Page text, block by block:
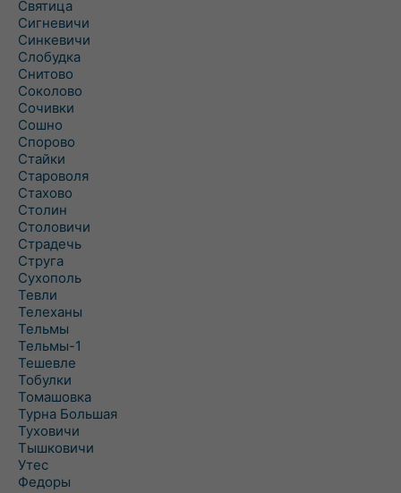
Святица
Сигневичи
Синкевичи
Слобудка
Снитово
Соколово
Сочивки
Сошно
Спорово
Стайки
Староволя
Стахово
Столин
Столовичи
Страдечь
Струга
Сухополь
Тевли
Телеханы
Тельмы
Тельмы-1
Тешевле
Тобулки
Томашовка
Турна Большая
Туховичи
Тышковичи
Утес
Федоры